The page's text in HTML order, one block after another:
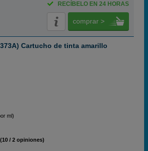
RECÍBELO EN 24 HORAS
comprar >
Cartucho de tinta amarillo
ml)
(10 / 2 opiniones)